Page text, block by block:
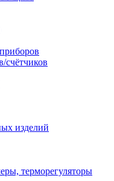
счётчиков
изделий
терморегуляторы